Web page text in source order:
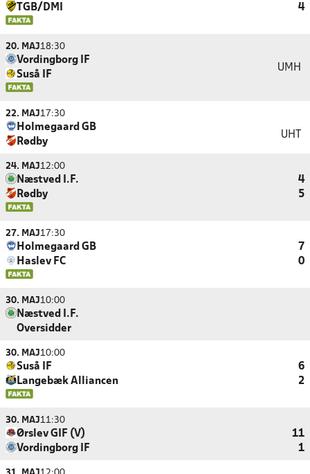
TGB/DMI
4
20. MAJ18:30
Vordingborg IF
Suså IF
UMH
22. MAJ17:30
Holmegaard GB
Rødby
UHT
24. MAJ12:00
Næstved I.F.
4
Rødby
5
27. MAJ17:30
Holmegaard GB
7
Haslev FC
0
30. MAJ10:00
Næstved I.F.
Oversidder
30. MAJ10:00
Suså IF
6
Langebæk Alliancen
2
30. MAJ11:30
Ørslev GIF (V)
11
Vordingborg IF
1